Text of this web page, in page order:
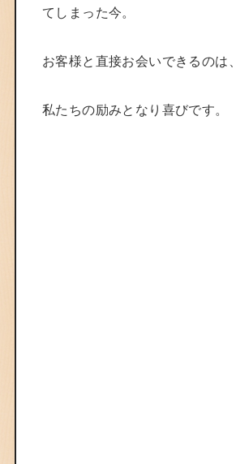
てしまった今。
お客様と直接お会いできるのは、
私たちの励みとなり喜びです。